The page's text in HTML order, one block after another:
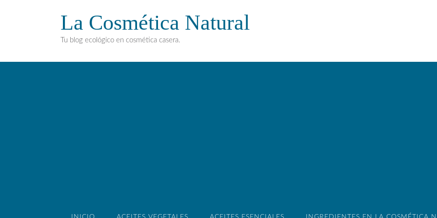
La Cosmética Natural
Tu blog ecológico en cosmética casera.